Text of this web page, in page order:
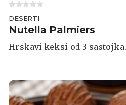
DESERTI
Nutella Palmiers
Hrskavi keksi od 3 sastojka.